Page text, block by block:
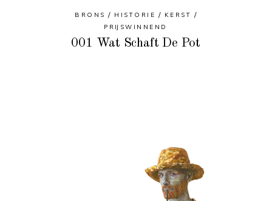
BRONS HISTORIE
KERST
PRIJSWINNEND
001 Wat Schaft De Pot